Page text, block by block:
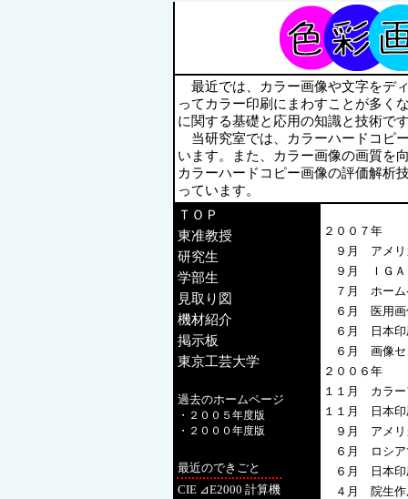
最近では、カラー画像や文字をデ
ってカラー印刷にまわすことが多く
に関する基礎と応用の知識と技術で
当研究室では、カラーハードコピ
います。また、カラー画像の画質を
カラーハードコピー画像の評価解析
っています。
ＴＯＰ
東准教授
研究生
学部生
見取り図
機材紹介
掲示板
東京工芸大学
過去のホームページ
・２００５年度版
・２０００年度版
最近のできごと
CIE ⊿E2000 計算機
２００７年
９月 アメリ
９月 ＩＧＡ
７月 ホーム
６月 医用画
６月 日本印
６月 画像セ
２００６年
１１月 カラー
１１月 日本印
９月 アメリ
６月 ロシア
６月 日本印
４月 院生作